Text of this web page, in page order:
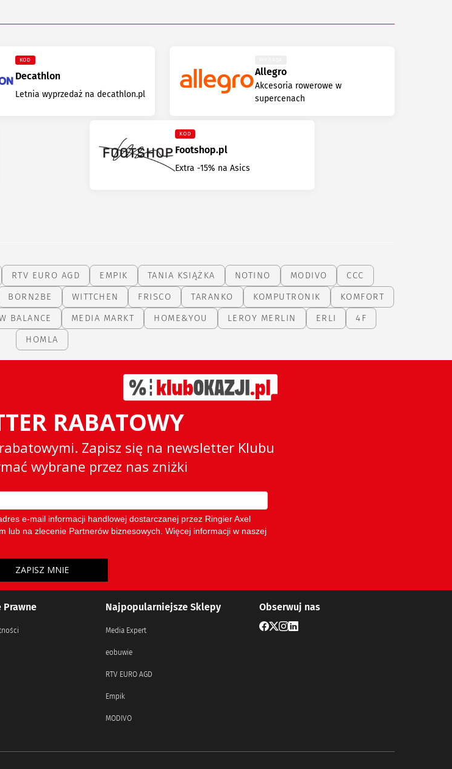
KOD
Decathlon
Letnia wyprzedaż na decathlon.pl
Allegro
Akcesoria rowerowe w
supercenach
KOD
Footshop.pl
Extra -15% na Asics
RTV EURO AGD EMPIK TANIA KSIĄŻKA NOTINO MODIVO
CCC
BORN2BE WITTCHEN FRISCO TARANKO KOMPUTRONIK
KOMFORT
BALANCE MEDIA MARKT HOME&YOU LEROY MERLIN ERLI
4F
HOMLA
Najpopularniejsze Sklepy
Media Expert
eobuwie
RTV EURO AGD
Empik
MODIVO
Obserwuj nas